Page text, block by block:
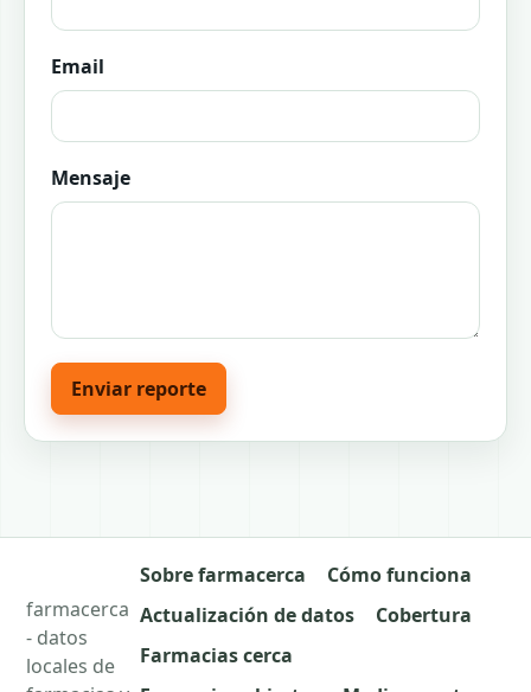
Email
Mensaje
Enviar reporte
farmacerca
- datos
locales de
Sobre farmacerca
Cómo funciona
Actualización de datos
Cobertura
Farmacias cerca